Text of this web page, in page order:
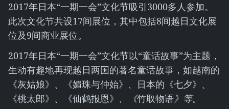
2017年日本“一期一会”文化节吸引3000多人参加。
此次文化节共设17间展位，其中包括8间越日文化展
位及9间商业展位。
2017年日本“一期一会”文化节以“童话故事”为主题，
生动有趣地再现越日两国的著名童话故事，如越南的
《灰姑娘》、《媚珠与仲始》、日本的《七夕》、
《桃太郎》、《仙鹤报恩》 、《竹取物语》等。